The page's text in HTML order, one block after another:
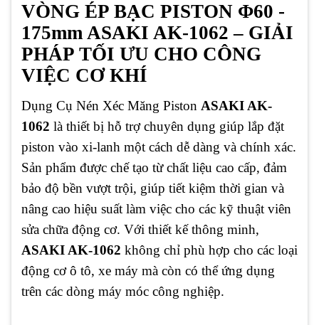
VÒNG ÉP BẠC PISTON Φ60 -
175mm ASAKI AK-1062 – GIẢI
PHÁP TỐI ƯU CHO CÔNG
VIỆC CƠ KHÍ
Dụng Cụ Nén Xéc Măng Piston ASAKI AK-
1062 là thiết bị hỗ trợ chuyên dụng giúp lắp đặt
piston vào xi-lanh một cách dễ dàng và chính xác.
Sản phẩm được chế tạo từ chất liệu cao cấp, đảm
bảo độ bền vượt trội, giúp tiết kiệm thời gian và
nâng cao hiệu suất làm việc cho các kỹ thuật viên
sửa chữa động cơ. Với thiết kế thông minh,
ASAKI AK-1062 không chỉ phù hợp cho các loại
động cơ ô tô, xe máy mà còn có thể ứng dụng
trên các dòng máy móc công nghiệp.